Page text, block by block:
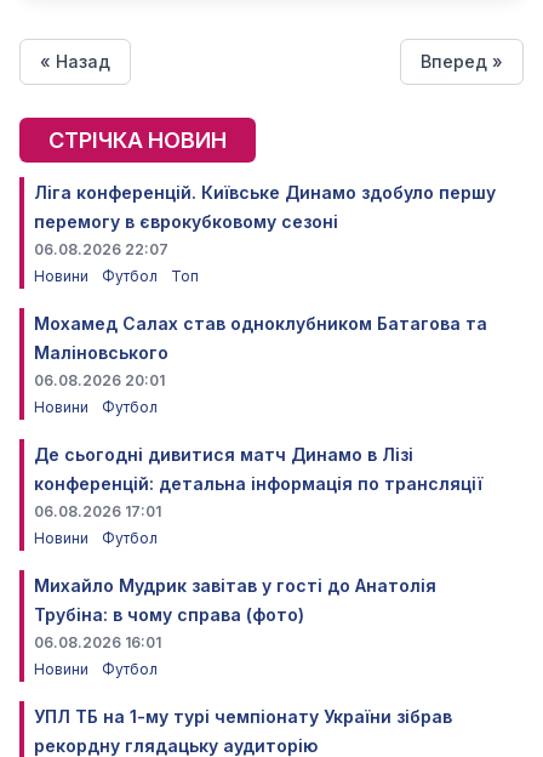
« Назад Вперед »
СТРІЧКА НОВИН
Ліга конференцій. Київське Динамо здобуло першу
перемогу в єврокубковому сезоні
06.08.2026 22:07
Новини
Футбол Топ
Мохамед Салах став одноклубником Батагова та
Маліновського
06.08.2026 20:01
Новини
Футбол
Де сьогодні дивитися матч Динамо в Лізі
конференцій: детальна інформація по трансляції
06.08.2026 17:01
Новини
Футбол
Михайло Мудрик завітав у гості до Анатолія
Трубіна: в чому справа (фото)
06.08.2026 16:01
Новини
Футбол
УПЛ ТБ на 1-му турі чемпіонату України зібрав
рекордну глядацьку аудиторію